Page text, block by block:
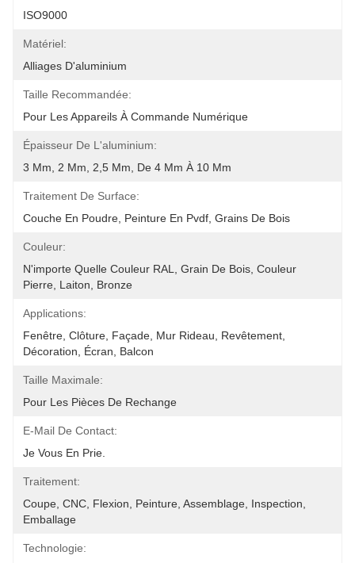
ISO9000
Matériel:
Alliages D'aluminium
Taille Recommandée:
Pour Les Appareils À Commande Numérique
Épaisseur De L'aluminium:
3 Mm, 2 Mm, 2,5 Mm, De 4 Mm À 10 Mm
Traitement De Surface:
Couche En Poudre, Peinture En Pvdf, Grains De Bois
Couleur:
N'importe Quelle Couleur RAL, Grain De Bois, Couleur
Pierre, Laiton, Bronze
Applications:
Fenêtre, Clôture, Façade, Mur Rideau, Revêtement,
Décoration, Écran, Balcon
Taille Maximale:
Pour Les Pièces De Rechange
E-Mail De Contact:
Je Vous En Prie.
Traitement:
Coupe, CNC, Flexion, Peinture, Assemblage, Inspection,
Emballage
Technologie: